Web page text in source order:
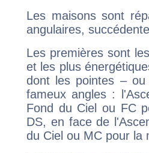
Les maisons sont
angulaires,
Les premières sont
et les plus
dont les pointes –
fameux angles :
Fond du Ciel ou FC
DS, en face de
du Ciel ou MC pour la